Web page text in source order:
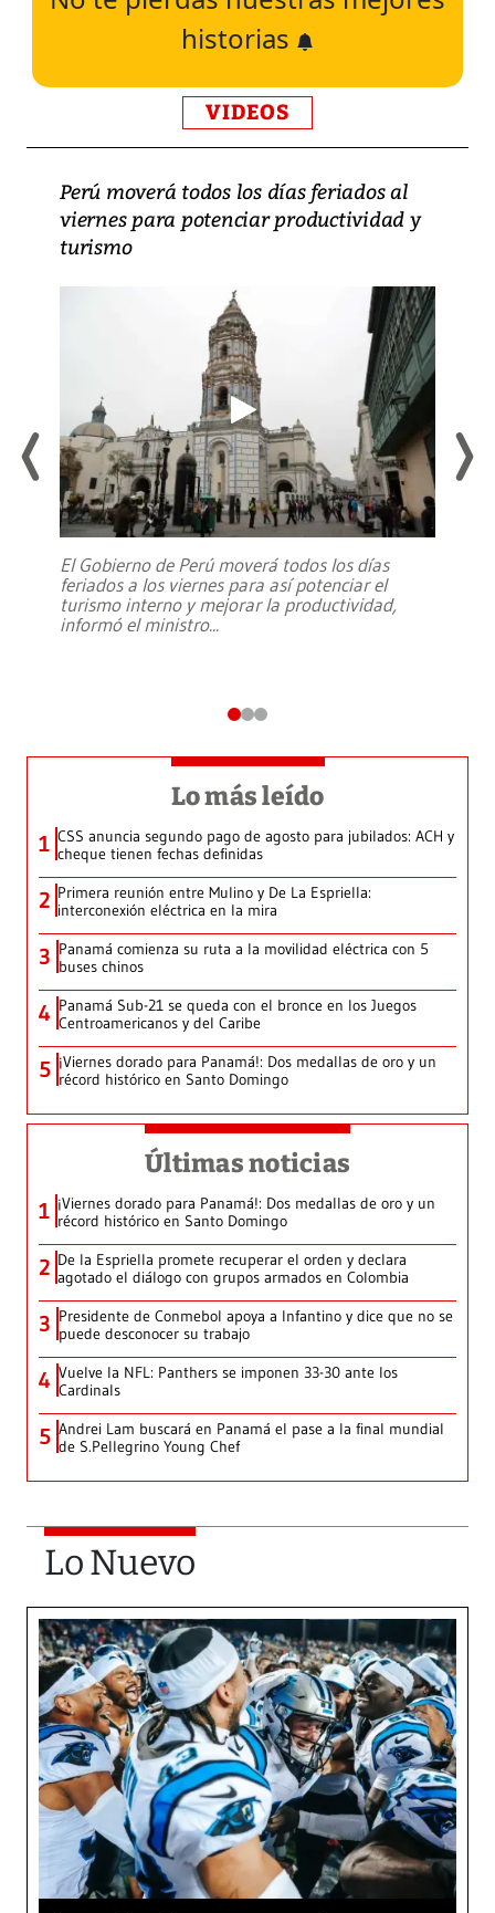
historias
VIDEOS
Perú moverá todos los días feriados al
viernes para potenciar productividad y
turismo
El Gobierno de Perú moverá todos los días
feriados a los viernes para así potenciar el
turismo interno y mejorar la productividad,
informó el ministro...
Lo más leído
1 CSS anuncia segundo pago de agosto para jubilados: ACH y
cheque tienen fechas definidas
2 Primera reunión entre Mulino y De La Espriella:
interconexión eléctrica en la mira
3 Panamá comienza su ruta a la movilidad eléctrica con 5
buses chinos
4 Panamá Sub-21 se queda con el bronce en los Juegos
Centroamericanos y del Caribe
5 ¡Viernes dorado para Panamá!: Dos medallas de oro y un
récord histórico en Santo Domingo
Últimas noticias
1 ¡Viernes dorado para Panamá!: Dos medallas de oro y un
récord histórico en Santo Domingo
2 De la Espriella promete recuperar el orden y declara
agotado el diálogo con grupos armados en Colombia
3 Presidente de Conmebol apoya a Infantino y dice que no se
puede desconocer su trabajo
4 Vuelve la NFL: Panthers se imponen 33-30 ante los
Cardinals
5 Andrei Lam buscará en Panamá el pase a la final mundial
de S.Pellegrino Young Chef
Lo Nuevo